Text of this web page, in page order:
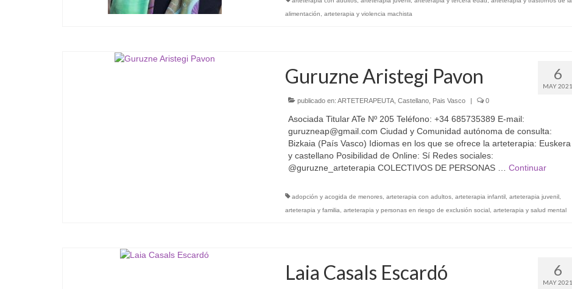
alimentación
arteterapia y violencia machista
6
MAY 2021
Guruzne Aristegi Pavon
publicado en: ARTETERAPEUTA, Castellano, Pais Vasco | 0
Asociada Titular ATe Nº 205 Teléfono: +34 685735389 E-mail:
guruzneap@gmail.com Ciudad y Comunidad autónoma de consulta:
Bizkaia (País Vasco) Idiomas en los que se ofrece la arteterapia: Euskera
y castellano Posibilidad de Online: Sí Redes sociales:
@guruzne_arteterapia COLECTIVOS DE PERSONAS … Continuar
adopción y acogida de menores, arteterapia con adultos, arteterapia infantil, arteterapia juvenil,
arteterapia y familia
arteterapia y personas en riesgo de exclusión social, arteterapia y salud mental
6
MAY 2021
Laia Casals Escardó